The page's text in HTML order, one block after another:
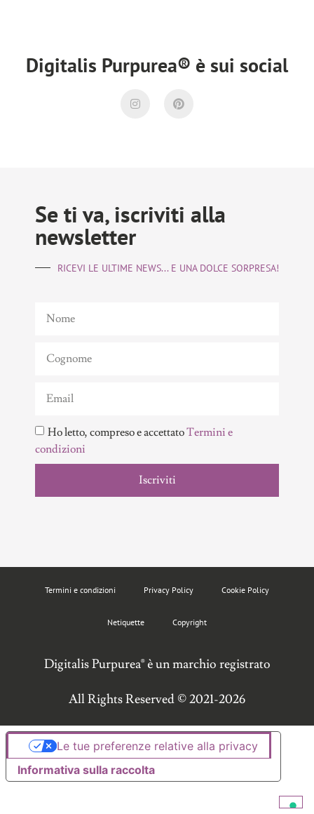
Digitalis Purpurea® è sui social
Se ti va, iscriviti alla
newsletter
RICEVI LE ULTIME NEWS... E UNA DOLCE SORPRESA!
Ho letto, compreso e accettatoTermini e
condizioni
Iscriviti
Termini e condizioni Privacy Policy Cookie Policy
Netiquette Copyright
Digitalis Purpurea® è un marchio registrato
All Rights Reserved © 2021-2026
Informativa sulla raccolta
Le tue preferenze relative alla privacy